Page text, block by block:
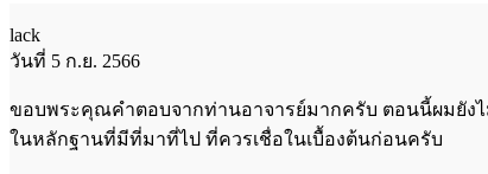
lack
วันที่ 5 ก.ย. 2566
ขอบพระคุณคำตอบจากท่านอาจารย์มากครับ ตอนนี้ผมยังไ
ในหลักฐานที่มีที่มาที่ไป ที่ควรเชื่อในเบื้องต้นก่อนครับ